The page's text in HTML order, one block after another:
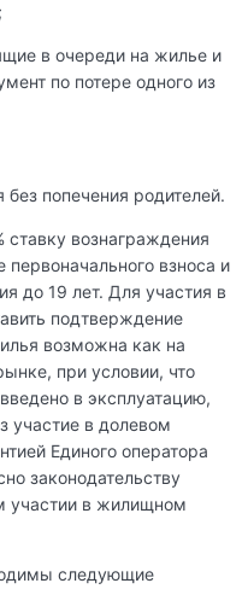
в очереди на жилье и
по потере одного из
попечения родителей.
вознаграждения
первоначального взноса и
до 19 лет. Для участия в
подтверждение
возможна как на
при условии, что
в эксплуатацию,
участие в долевом
Единого оператора
законодательству
участии в жилищном
следующие